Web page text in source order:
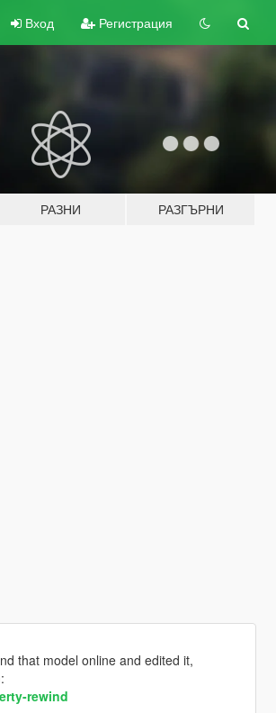
Вход Регистрация
РАЗНИ РАЗГЪРНИ
that model online and edited it,
rewind